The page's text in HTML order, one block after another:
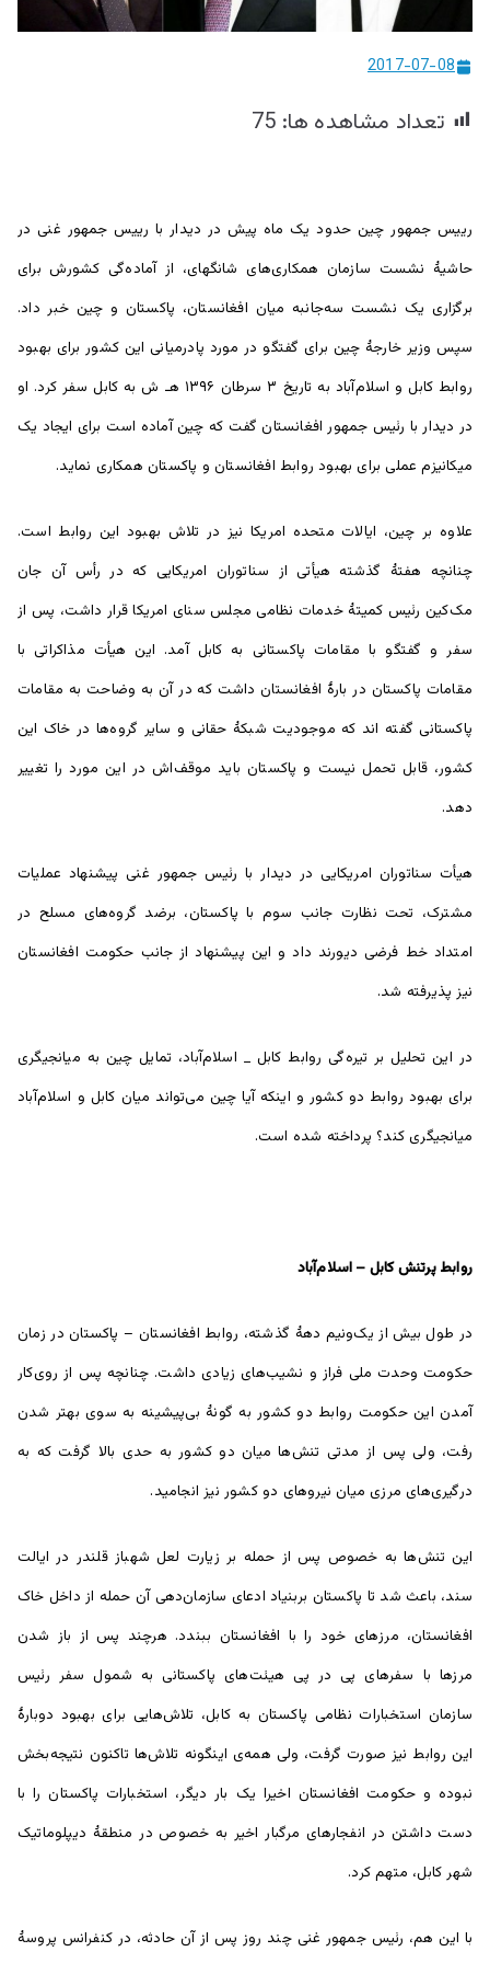
ییزو څېړنو
2017-07-08
تعداد مشاهده ها: 75
رییس جمهور چین حدود یک ماه پیش در دیدار با رییس جمهور غنی در
حاشیۀ نشست سازمان همکاری‌های شانگهای، از آماده‌گی کشورش برای
برگزاری یک نشست سه‌جانبه میان افغانستان، پاکستان و چین خبر داد.
سپس وزیر خارجۀ چین برای گفتگو در مورد پادرمیانی این کشور برای بهبود
روابط کابل و اسلام‌آباد به تاریخ ۳ سرطان ۱۳۹۶ هـ ش به کابل سفر کرد. او
در دیدار با رئیس جمهور افغانستان گفت که چین آماده است برای ایجاد یک
میکانیزم عملی برای بهبود روابط افغانستان و پاکستان همکاری نماید.
علاوه بر چین، ایالات متحده امریکا نیز در تلاش بهبود این روابط است.
چنانچه هفتۀ گذشته هیأتی از سناتوران امریکایی که در رأس آن جان
مک‌کین رئیس کمیتۀ خدمات نظامی مجلس سنای امریکا قرار داشت، پس از
سفر و گفتگو با مقامات پاکستانی به کابل آمد. این هیأت مذاکراتی با
مقامات پاکستان در بارۀ افغانستان داشت که در آن به وضاحت به مقامات
پاکستانی گفته اند که موجودیت شبکۀ حقانی و سایر گروه‌ها در خاک این
کشور، قابل تحمل نیست و پاکستان باید موقف‌اش در این مورد را تغییر
دهد.
هیأت سناتوران امریکایی در دیدار با رئیس جمهور غنی پیشنهاد عملیات
مشترک، تحت نظارت جانب سوم با پاکستان، برضد گروه‌های مسلح در
امتداد خط فرضی دیورند داد و این پیشنهاد از جانب حکومت افغانستان
نیز پذیرفته شد.
در این تحلیل بر تیره‌گی روابط کابل _ اسلام‌آباد، تمایل چین به میانجیگری
برای بهبود روابط دو کشور و اینکه آیا چین می‌تواند میان کابل و اسلام‌آباد
میانجیگری کند؟ پرداخته شده است.
روابط پرتنش کابل – اسلام‌آباد
در طول بیش از یک‌ونیم دهۀ گذشته، روابط افغانستان – پاکستان در زمان
حکومت وحدت ملی فراز و نشیب‌های زیادی داشت. چنانچه پس از روی‌کار
آمدن این حکومت روابط دو کشور به گونۀ بی‌پیشینه به سوی بهتر شدن
رفت، ولی پس از مدتی تنش‌ها میان دو کشور به حدی بالا گرفت که به
درگیری‌های مرزی میان نیروهای دو کشور نیز انجامید.
این تنش‌ها به خصوص پس از حمله بر زیارت لعل شهباز قلندر در ایالت
سند، باعث شد تا پاکستان بربنیاد ادعای سازمان‌دهی آن حمله از داخل خاک
افغانستان، مرز‌های خود را با افغانستان ببندد. هرچند پس از باز شدن
مرزها با سفرهای پی در پی هیئت‌های پاکستانی به شمول سفر رئیس
سازمان استخبارات نظامی پاکستان به کابل، تلاش‌هایی برای بهبود دوبارۀ
این روابط نیز صورت گرفت، ولی همه‌ی اینگونه تلاش‌ها تاکنون نتیجه‌بخش
نبوده و حکومت افغانستان اخیرا یک بار دیگر، استخبارات پاکستان را با
دست داشتن در انفجارهای مرگبار اخیر به خصوص در منطقۀ دیپلوماتیک
شهر کابل، متهم کرد.
با این هم، رئیس جمهور غنی چند روز پس از آن حادثه، در کنفرانس پروسۀ